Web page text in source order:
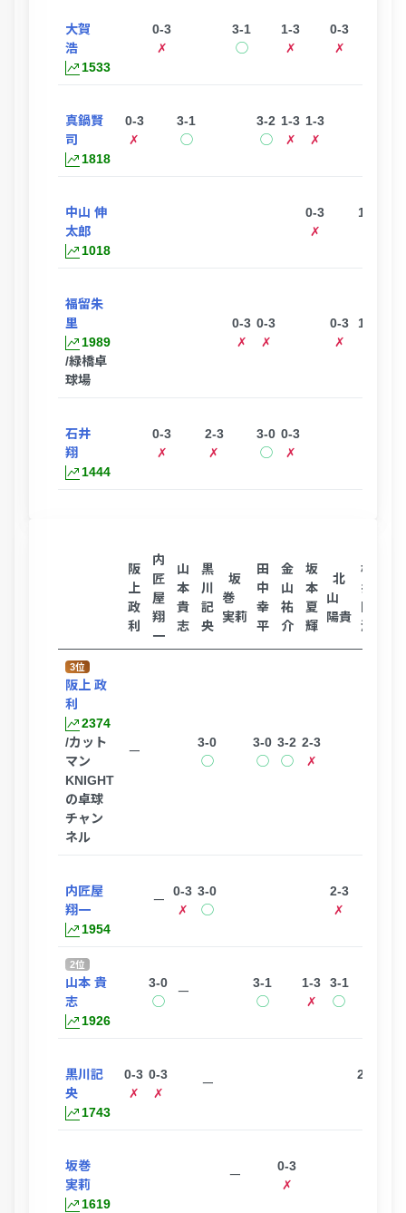
大賀
浩
1533
0-3
✗
3-1
◯
1-3
✗
0-3
✗
真鍋賢
司
1818
0-3
✗
3-1
◯
3-2
◯
1-3
✗
1-3
✗
中山 伸
太郎
1018
0-3
✗
1-3
福留朱
里
1989
/緑橋卓
球場
0-3
✗
0-3
✗
0-3
✗
1-3
石井
翔
1444
0-3
✗
2-3
✗
3-0
◯
0-3
✗
阪
上
政
利
内
匠
屋
翔
一
山
本
貴
志
黒
川
記
央
坂
巻
実莉
田
中
幸
平
金
山
祐
介
坂
本
夏
輝
北
山
陽貴
松
井
澄
3位
阪上 政
利
2374
/カット
マン
KNIGHT
の卓球
チャン
ネル
ー
3-0
◯
3-0
◯
3-2
◯
2-3
✗
内匠屋
翔一
1954
ー
0-3
✗
3-0
◯
2-3
✗
2位
山本 貴
志
1926
3-0
◯
ー
3-1
◯
1-3
✗
3-1
◯
黒川記
央
1743
0-3
✗
0-3
✗
ー
2-3
坂巻
実莉
1619
ー
0-3
✗